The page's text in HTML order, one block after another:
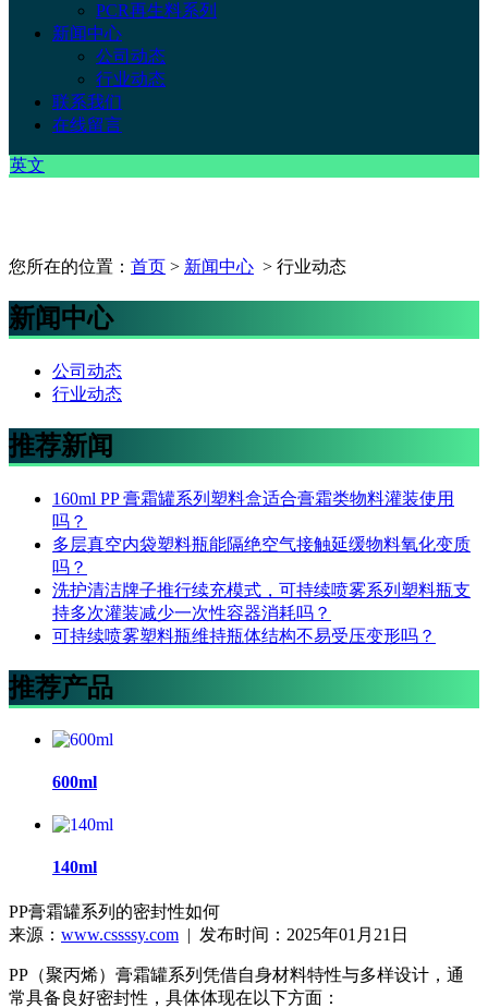
PCR再生料系列
新闻中心
公司动态
行业动态
联系我们
在线留言
英文
您所在的位置： 首页 > 新闻中心 > 行业动态
新闻中心
公司动态
行业动态
推荐新闻
160ml PP 膏霜罐系列塑料盒适合膏霜类物料灌装使用
吗？
多层真空内袋塑料瓶能隔绝空气接触延缓物料氧化变质
吗？
洗护清洁牌子推行续充模式，可持续喷雾系列塑料瓶支
持多次灌装减少一次性容器消耗吗？
可持续喷雾塑料瓶维持瓶体结构不易受压变形吗？
推荐产品
600ml
140ml
PP膏霜罐系列的密封性如何
来源： www.cssssy.com | 发布时间：2025年01月21日
PP（聚丙烯）膏霜罐系列凭借自身材料特性与多样设计，通
常具备良好密封性，具体体现在以下方面：